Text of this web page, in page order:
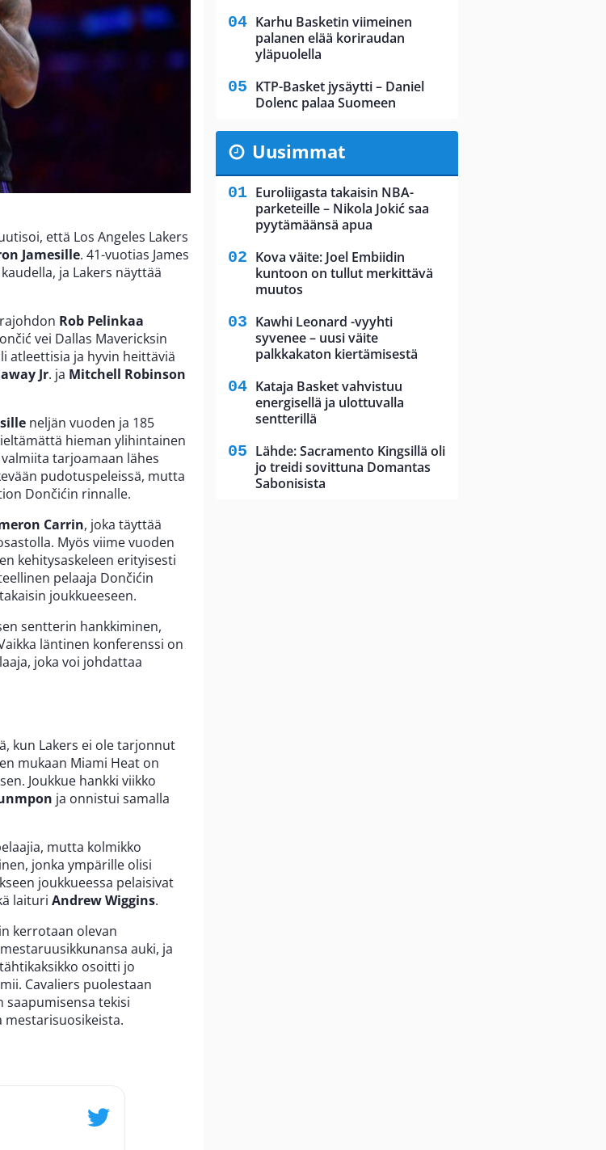
että Los Angeles Lakers
Jamesille. 41-vuotias James
ja Lakers näyttää
Rob Pelinkaa
vei Dallas Mavericksin
atleettisia ja hyvin heittäviä
Jr. ja Mitchell Robinson
neljän vuoden ja 185
hieman ylihintainen
tarjoamaan lähes
pudotuspeleissä, mutta
Dončićin rinnalle.
Carrin, joka täyttää
Myös viime vuoden
kehitysaskeleen erityisesti
pelaaja Dončićin
joukkueeseen.
sentterin hankkiminen,
läntinen konferenssi on
joka voi johdattaa
kun Lakers ei ole tarjonnut
mukaan Miami Heat on
Joukkue hankki viikko
ja onnistui samalla
mutta kolmikko
jonka ympärille olisi
joukkueessa pelaisivat
laituri Andrew Wiggins.
kerrotaan olevan
auki, ja
osoitti jo
Cavaliers puolestaan
saapumisensa tekisi
Karhu Basketin viimeinen
palanen elää koriraudan
yläpuolella
KTP-Basket jysäytti – Daniel
Dolenc palaa Suomeen
Uusimmat
Euroliigasta takaisin NBA-
parketeille – Nikola Jokić saa
pyytämäänsä apua
Kova väite: Joel Embiidin
kuntoon on tullut merkittävä
muutos
Kawhi Leonard -vyyhti
syvenee – uusi väite
palkkakaton kiertämisestä
Kataja Basket vahvistuu
energisellä ja ulottuvalla
sentterillä
Lähde: Sacramento Kingsillä oli
jo treidi sovittuna Domantas
Sabonisista